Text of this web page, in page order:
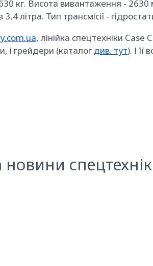
кг. Висота вивантаження -
літра. Тип трансмісії -
, лінійка спецтехніки Case
і грейдери (каталог див. тут). І